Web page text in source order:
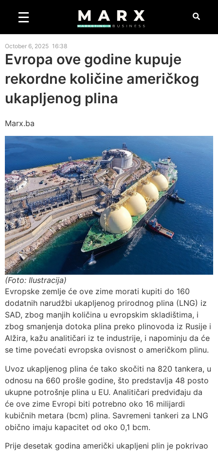
October 6, 2025 16:38
Evropa ove godine kupuje
rekordne količine američkog
ukapljenog plina
Marx.ba
(Foto: Ilustracija)
Evropske zemlje će ove zime morati kupiti do 160
dodatnih narudžbi ukapljenog prirodnog plina (LNG) iz
SAD, zbog manjih količina u evropskim skladištima, i
zbog smanjenja dotoka plina preko plinovoda iz Rusije i
Alžira, kažu analitičari iz te industrije, i napominju da će
se time povećati evropska ovisnost o američkom plinu.
Uvoz ukapljenog plina će tako skočiti na 820 tankera, u
odnosu na 660 prošle godine, što predstavlja 48 posto
ukupne potrošnje plina u EU. Analitičari predviđaju da
će ove zime Evropi biti potrebno oko 16 milijardi
kubičnih metara (bcm) plina. Savremeni tankeri za LNG
obično imaju kapacitet od oko 0,1 bcm.
Prije desetak godina američki ukapljeni plin je pokrivao